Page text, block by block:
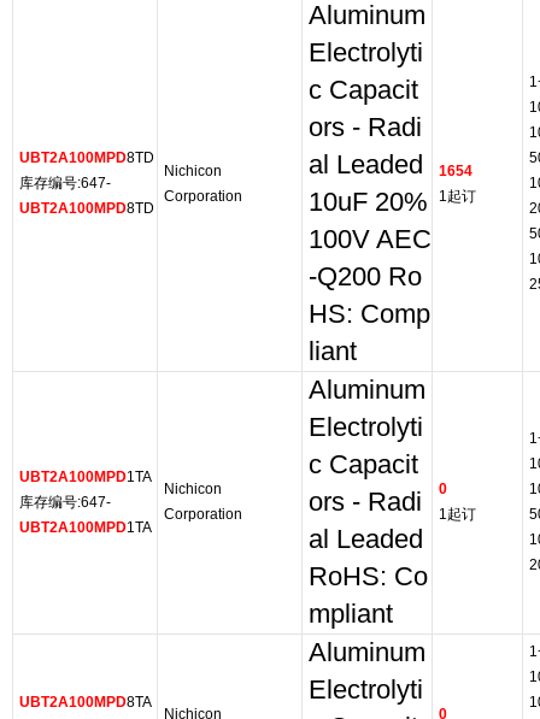
UBT2A100MPD8TD
库存编号:647-
UBT2A100MPD8TD
Nichicon
Corporation
Aluminum
Electrolyti
c Capacit
ors - Radi
al Leaded
10uF 20%
100V AEC
-Q200 Ro
HS: Comp
liant
1654
1起订
UBT2A100MPD1TA
库存编号:647-
UBT2A100MPD1TA
Nichicon
Corporation
Aluminum
Electrolyti
c Capacit
ors - Radi
al Leaded
RoHS: Co
mpliant
0
1起订
UBT2A100MPD8TA
Nichicon
Aluminum
Electrolyti
0